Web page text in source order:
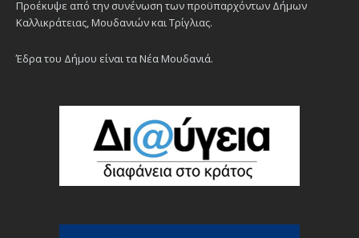
Προέκυψε από την συνένωση των προϋπαρχόντων Δήμων
Καλλικράτειας, Μουδανιών και Τρίγλιας.
Έδρα του Δήμου είναι τα Νέα Μουδανιά.